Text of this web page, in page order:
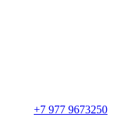
+7 977 9673250